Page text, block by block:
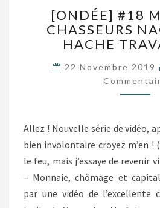
#18
À
LA
[ONDÉE] #18
CHASSEURS
HACHE
22 Novembre 2019
Allez ! Nouvelle série de vidéo,
bien involontaire croyez m’en !
le feu, mais j’essaye de revenir
– Monnaie, chômage et
par une vidéo de l’excellente